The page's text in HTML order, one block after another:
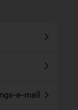
e-mail